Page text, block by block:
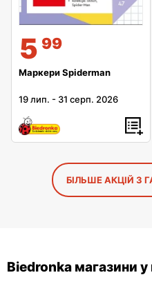
5 99
Маркери Spiderman
19 лип. - 31 серп. 2026
БІЛЬШЕ АКЦІЙ З
Biedronka магазини у